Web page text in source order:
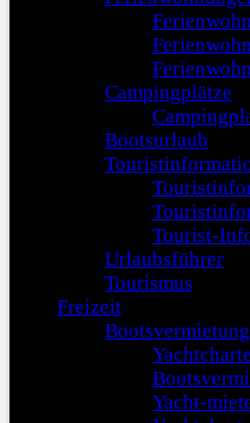
Campingplätze
Bootsurlaub
Tourist-
Urlaubsführer
Tourismus
Freizeit
Bootsvermietung
Yacht-